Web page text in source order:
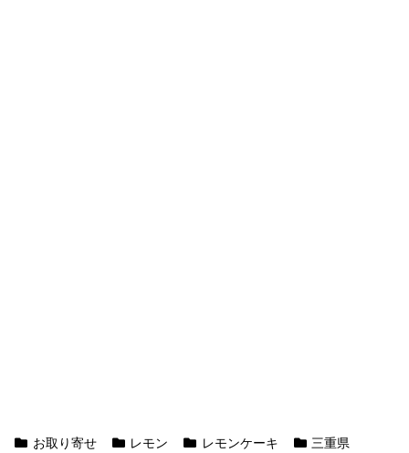
お取り寄せ レモン レモンケーキ
三重県